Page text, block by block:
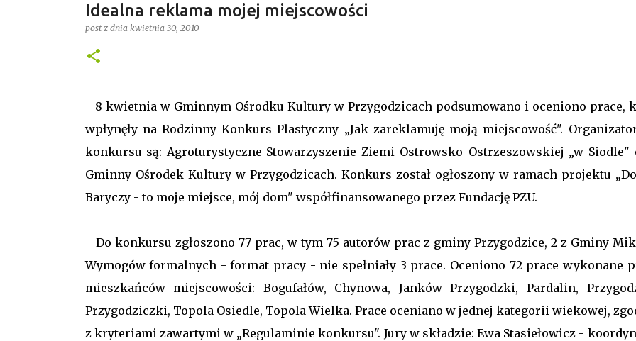
Idealna reklama mojej miejscowości
post z dnia kwietnia 30, 2010
8 kwietnia w Gminnym Ośrodku Kultury w Przygodzicach podsumowano i oceniono prace,
wpłynęły na Rodzinny Konkurs Plastyczny „Jak zareklamuję moją miejscowość".
konkursu są: Agroturystyczne Stowarzyszenie Ziemi Ostrowsko-Ostrzeszowskiej „w Siodle"
Gminny Ośrodek Kultury w Przygodzicach. Konkurs został ogłoszony w ramach projektu
Baryczy - to moje miejsce, mój dom" współfinansowanego przez Fundację PZU.
Do konkursu zgłoszono 77 prac, w tym 75 autorów prac z gminy Przygodzice, 2 z Gminy
Wymogów formalnych - format pracy - nie spełniały 3 prace. Oceniono 72 prace wykonane
mieszkańców miejscowości: Bogufałów, Chynowa, Janków Przygodzki, Pardalin,
Przygodziczki, Topola Osiedle, Topola Wielka. Prace oceniano w jednej kategorii wiekowej,
z kryteriami zawartymi w „Regulaminie konkursu". Jury w składzie: Ewa Stasiełowicz -